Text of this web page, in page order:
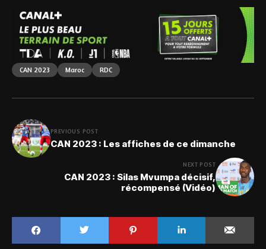
CAN 2023 Maroc RDC
PREVIOUS POST
CAN 2023 : Les affiches de ce dimanche
NEXT POST
CAN 2023 : Silas Mvumpa décisif,
récompensé (Vidéo)